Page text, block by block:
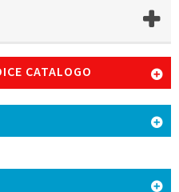
CATALOGO